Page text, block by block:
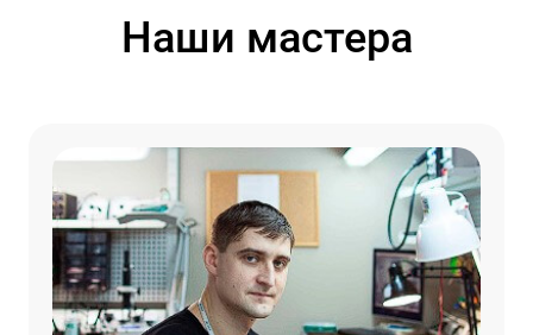
Наши мастера